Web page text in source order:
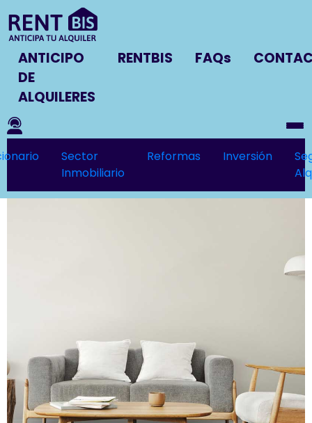
ANTICIPO
DE
ALQUILERES
RENTBIS FAQs
Sector
Inmobiliario
Reformas Inversión